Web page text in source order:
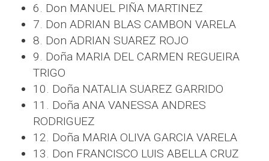
6. Don MANUEL PIÑA MARTINEZ
7. Don ADRIAN BLAS CAMBON VARELA
8. Don ADRIAN SUAREZ ROJO
9. Doña MARIA DEL CARMEN REGUEIRA
TRIGO
10. Doña NATALIA SUAREZ GARRIDO
11. Doña ANA VANESSA ANDRES
RODRIGUEZ
12. Doña MARIA OLIVA GARCIA VARELA
13. Don FRANCISCO LUIS ABELLA CRUZ